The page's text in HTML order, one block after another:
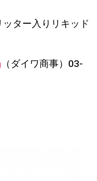
ター入りリキッド
（ダイワ商事）03-